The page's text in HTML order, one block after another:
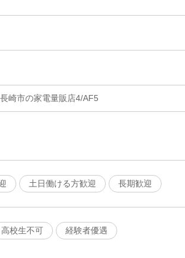
崎市の家電量販店4/AF5
土日働ける方歓迎 長期歓迎
高校生不可 経験者優遇